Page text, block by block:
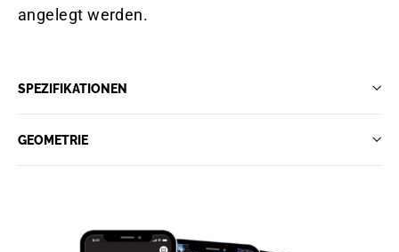
angelegt werden.
SPEZIFIKATIONEN
GEOMETRIE